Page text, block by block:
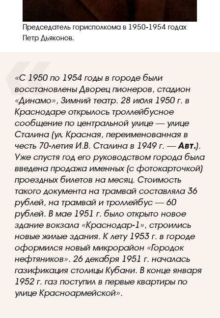
Председатель горисполкома в 1950-1954 годах
Петр Дьяконов.
«С 1950 по 1954 годы в городе были
восстановлены Дворец пионеров, стадион
«Динамо», Зимний театр. 28 июля 1950 г. в
Краснодаре открылось троллейбусное
сообщение по центральной улице — улице
Сталина (ул. Красная, переименованная в
честь 70-летия И.В. Сталина в 1949 г. —Авт.).
Уже спустя год его руководством города была
введена продажа именных (с фотокарточкой)
проездных билетов на месяц. Стоимость
такого документа на трамвай составляла 36
рублей, на трамвай и троллейбус — 60
рублей. В мае 1951 г. было открыто новое
здание вокзала «Краснодар-1», строились
новые жилые здания. К лету 1953 г. в городе
оформился новый микрорайон «Городок
нефтяников». 26 декабря 1951 г. началась
газификация столицы Кубани. В конце января
1952 г. газ поступил в первые квартиры по
улице Красноармейской».